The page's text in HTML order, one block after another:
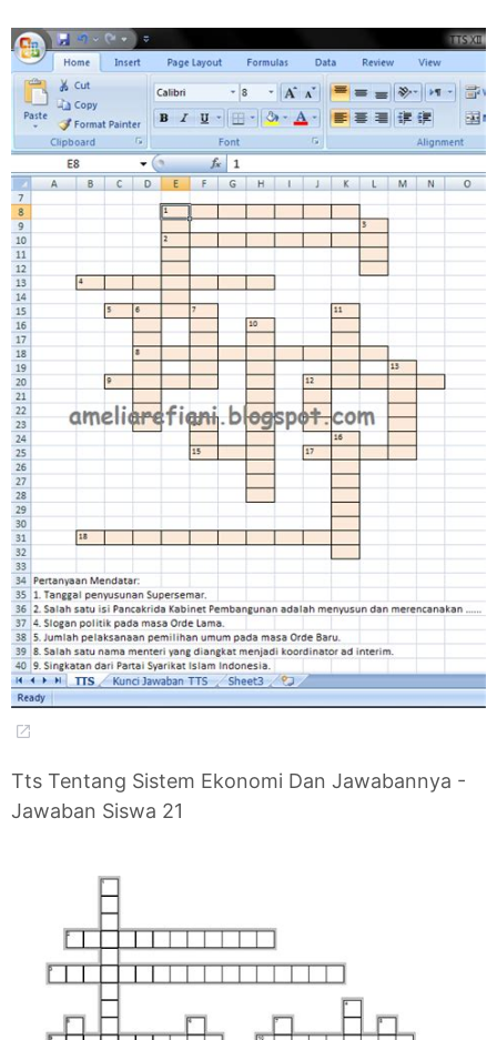
Tts Tentang Sistem Ekonomi Dan Jawabannya -
Jawaban Siswa 21